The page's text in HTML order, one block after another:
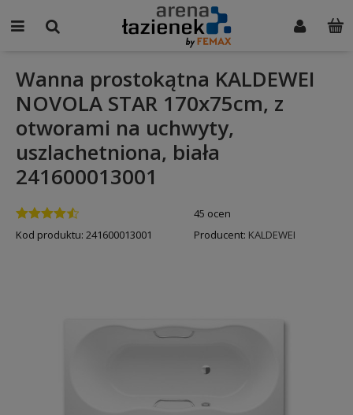
Wanna prostokątna KALDEWEI
NOVOLA STAR 170x75cm, z
otworami na uchwyty,
uszlachetniona, biała
241600013001
45 ocen
Kod produktu: 241600013001 Producent: KALDEWEI